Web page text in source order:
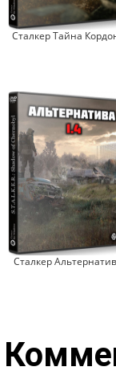
Сталкер Тайна
Сталкер